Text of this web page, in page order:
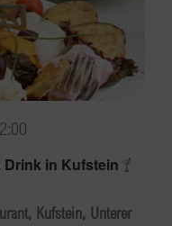
Drink in Kufstein
Kufstein, Unterer